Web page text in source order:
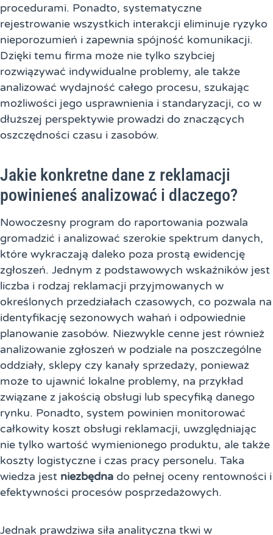
procedurami. Ponadto, systematyczne
rejestrowanie wszystkich interakcji eliminuje ryzyko
nieporozumień i zapewnia spójność komunikacji.
Dzięki temu firma może nie tylko szybciej
rozwiązywać indywidualne problemy, ale także
analizować wydajność całego procesu, szukając
możliwości jego usprawnienia i standaryzacji, co w
dłuższej perspektywie prowadzi do znaczących
oszczędności czasu i zasobów.
Jakie konkretne dane z reklamacji
powinieneś analizować i dlaczego?
Nowoczesny program do raportowania pozwala
gromadzić i analizować szerokie spektrum danych,
które wykraczają daleko poza prostą ewidencję
zgłoszeń. Jednym z podstawowych wskaźników jest
liczba i rodzaj reklamacji przyjmowanych w
określonych przedziałach czasowych, co pozwala na
identyfikację sezonowych wahań i odpowiednie
planowanie zasobów. Niezwykle cenne jest również
analizowanie zgłoszeń w podziale na poszczególne
oddziały, sklepy czy kanały sprzedaży, ponieważ
może to ujawnić lokalne problemy, na przykład
związane z jakością obsługi lub specyfiką danego
rynku. Ponadto, system powinien monitorować
całkowity koszt obsługi reklamacji, uwzględniając
nie tylko wartość wymienionego produktu, ale także
koszty logistyczne i czas pracy personelu. Taka
wiedza jest niezbędna do pełnej oceny rentowności i
efektywności procesów posprzedażowych.
Jednak prawdziwa siła analityczna tkwi w